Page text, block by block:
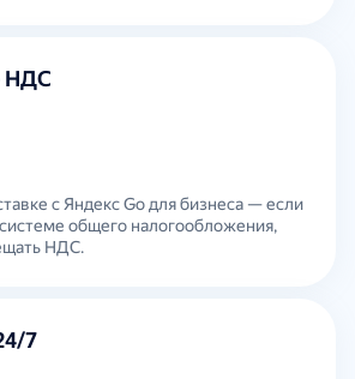
НДС
с Яндекс Go для бизнеса — если
общего налогообложения,
НДС.
7